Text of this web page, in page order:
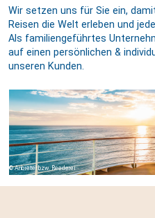
Wir setzen uns für Sie ein,
Reisen die Welt erleben und
Als familiengeführtes
auf einen persönlichen &
unseren Kunden.
Anbieter bzw. Reederei